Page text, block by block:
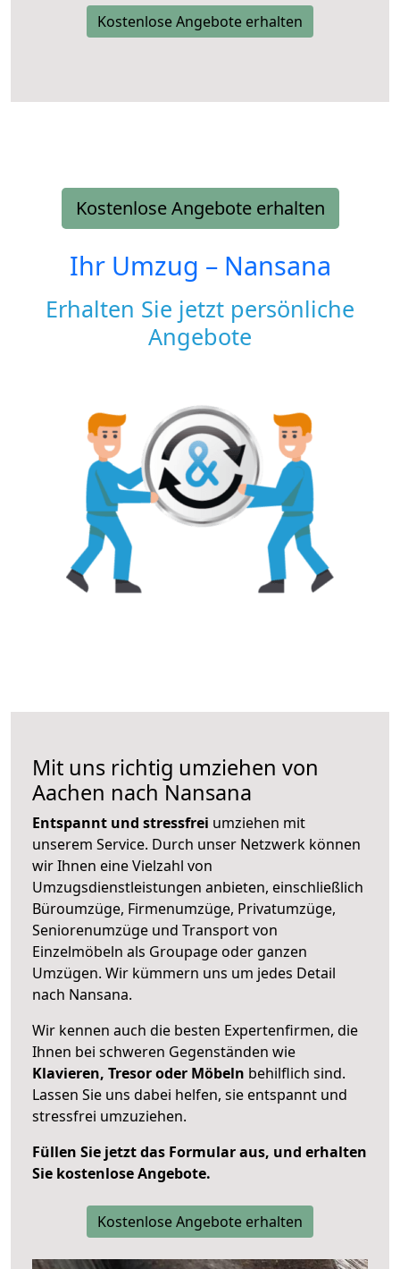
Kostenlose Angebote erhalten
Kostenlose Angebote erhalten
Ihr Umzug – Nansana
Erhalten Sie jetzt persönliche
Angebote
Mit uns richtig umziehen von
Aachen nach Nansana
Entspannt und stressfrei umziehen mit
unserem Service. Durch unser Netzwerk können
wir Ihnen eine Vielzahl von
Umzugsdienstleistungen anbieten, einschließlich
Büroumzüge, Firmenumzüge, Privatumzüge,
Seniorenumzüge und Transport von
Einzelmöbeln als Groupage oder ganzen
Umzügen. Wir kümmern uns um jedes Detail
nach Nansana.
Wir kennen auch die besten Expertenfirmen, die
Ihnen bei schweren Gegenständen wie
Klavieren, Tresor oder Möbeln behilflich sind.
Lassen Sie uns dabei helfen, sie entspannt und
stressfrei umzuziehen.
Füllen Sie jetzt das Formular aus, und erhalten
Sie kostenlose Angebote.
Kostenlose Angebote erhalten